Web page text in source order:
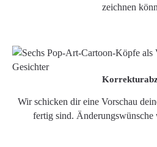
zeichnen
Wir schicken dir eine Vorschau
fertig sind. Änderungswünsche